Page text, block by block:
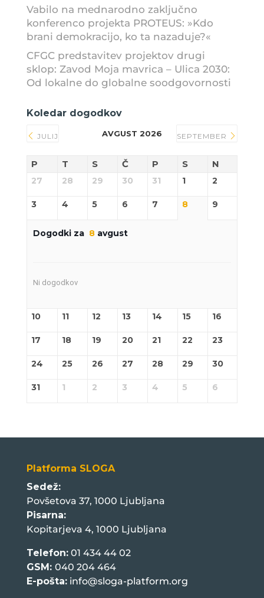
Vabilo na mednarodno zaključno
konferenco projekta PROTEUS: »Kdo
brani demokracijo, ko ta nazaduje?«
CFGC predstavitev projektov drugi
sklop: Zavod Moja mavrica – Ulica 2030:
Od lokalne do globalne soodgovornosti
Koledar dogodkov
JULIJ AVGUST 2026 SEPTEMBER
P T S Č P S N
27 28 29 30 31 1 2
3 4 5 6 7 8 9
Dogodki za 8avgust
Ni dogodkov
10 11 12 13 14 15 16
17 18 19 20 21 22 23
24 25 26 27 28 29 30
31 1 2 3 4 5 6
Platforma SLOGA
Sedež:
Povšetova 37, 1000 Ljubljana
Pisarna:
Kopitarjeva 4, 1000 Ljubljana
Telefon:01 434 44 02
GSM: 040 204 464
E-pošta: info@sloga-platform.org